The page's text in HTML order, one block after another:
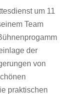
um 11
Team
der
von
praktischen